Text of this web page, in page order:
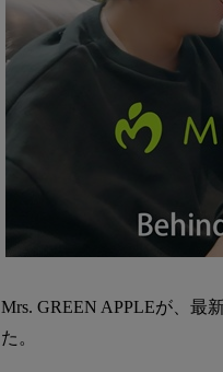
Mrs. GREEN APPLEが、最
た。